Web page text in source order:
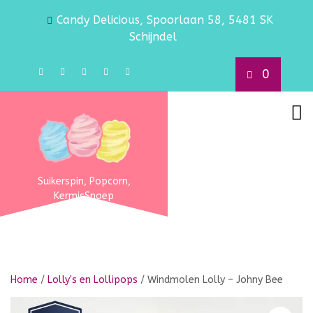
Candy Delicious, Spoorlaan 58, 5481 SK
Schijndel
0
Suikerspin, Popcorn,
KermisSnoep
Home / Lolly's en Lollipops / Windmolen Lolly – Johny Bee